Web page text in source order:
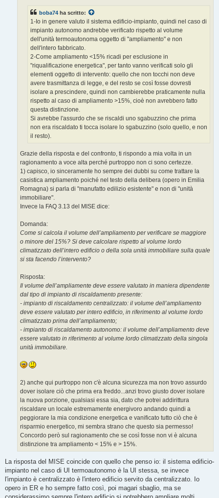
boba74 ha scritto:
1-Io in genere valuto il sistema edificio-impianto, quindi nel caso di
impianto autonomo andrebbe verificato rispetto al volume
dell'unità termoautonoma oggetto di "ampliamento" e non
dell'intero fabbricato.
2-Come ampliamento <15% ricadi per esclusione in
"riqualificazione energetica", per tanto vanno verificati solo gli
elementi oggetto di intervento: quello che non tocchi non deve
avere trasmittanza di legge, e del resto se così fosse dovresti
isolare a prescindere, quindi non cambierebbe praticamente nulla
rispetto al caso di ampliamento >15%, cioè non avrebbero fatto
questa distinzione.
Si avrebbe l'assurdo che se riscaldi uno sgabuzzino che prima
non era riscaldato ti tocca isolare lo sgabuzzino (solo quello, e non
il resto).
Grazie della risposta e del confronto, ti rispondo a mia volta in un
ragionamento a voce alta perché purtroppo non ci sono certezze.
1) capisco, io sinceramente ho sempre dei dubbi su come trattare la
casistica ampliamento poiché nel testo della delibera (opero in Emilia
Romagna) si parla di "manufatto edilizio esistente" e non di "unità
immobiliare".
Invece la FAQ 3.13 del MISE dice:
Domanda:
Come si calcola il volume dell’ampliamento per verificare se maggiore
o minore del 15%? Si deve calcolare rispetto al volume lordo
climatizzato dell’intero edificio o della sola unità immobiliare sulla quale
si sta facendo l’intervento?
Risposta:
Il volume dell’ampliamente deve essere valutato in maniera dipendente
dal tipo di impianto di riscaldamento presente:
- impianto di riscaldamento centralizzato: il volume dell’ampliamento
deve essere valutato per intero edificio, in riferimento al volume lordo
climatizzato prima dell’ampliamento;
- impianto di riscaldamento autonomo: il volume dell’ampliamento deve
essere valutato in riferimento al volume lordo climatizzato della singola
unità immobiliare.
2) anche qui purtroppo non c'è alcuna sicurezza ma non trovo assurdo
dover isolare ciò che prima era freddo...anzi trovo giusto dover isolare
la nuova porzione, qualsiasi essa sia, dato che potrei addirittura
riscaldare un locale estremamente energivoro andando quindi a
peggiorare la mia condizione energetica e vanificato tutto ciò che è
risparmio energetico, mi sembra strano che questo sia permesso!
Concordo però sul ragionamento che se così fosse non vi è alcuna
distinzione tra ampliamento < 15% e > 15%.
La risposta del MISE coincide con quello che penso io: il sistema edificio-
impianto nel caso di UI termoautonomo è la UI stessa, se invece
l'impianto è centralizzato è l'intero edificio servito da centralizzato. Io
opero in ER e ho sempre fatto così, poi magari sbaglio, ma se